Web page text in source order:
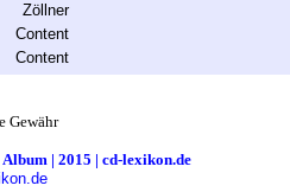
Zöllner
Gewähr
| 2015 | cd-lexikon.de